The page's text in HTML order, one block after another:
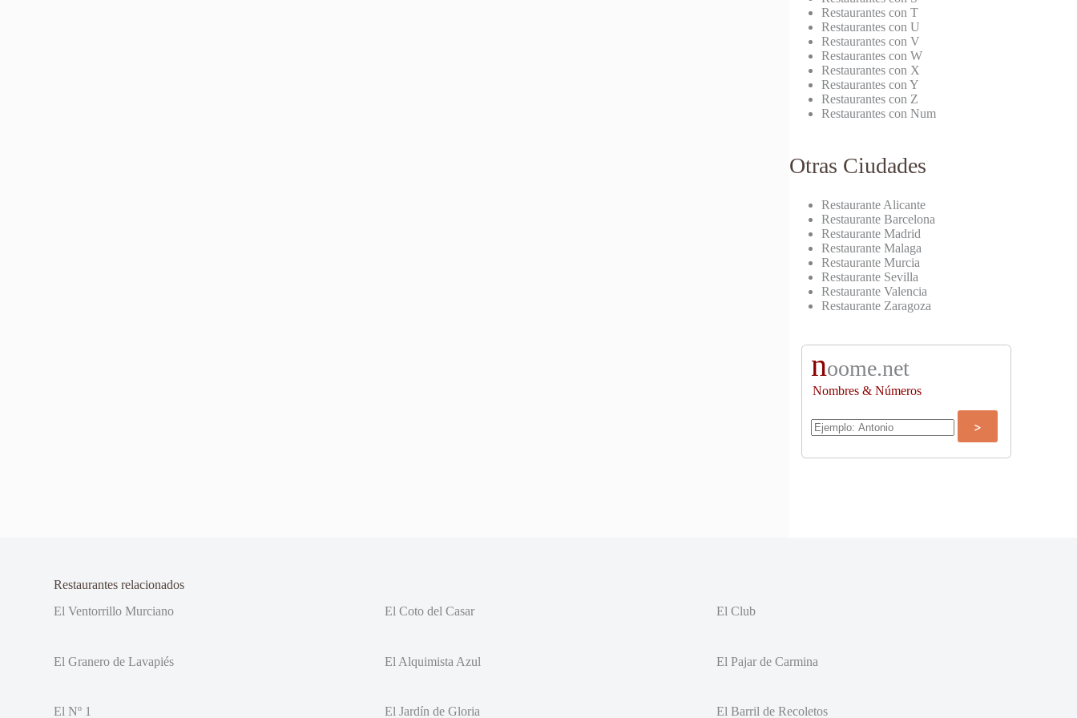
Restaurantes con T
Restaurantes con U
Restaurantes con V
Restaurantes con W
Restaurantes con X
Restaurantes con Y
Restaurantes con Z
Restaurantes con Num
Otras Ciudades
Restaurante Alicante
Restaurante Barcelona
Restaurante Madrid
Restaurante Malaga
Restaurante Murcia
Restaurante Sevilla
Restaurante Valencia
Restaurante Zaragoza
noome.net
Nombres & Números
Restaurantes relacionados
El Ventorrillo Murciano
El Coto del Casar El Club
El Granero de Lavapiés El Alquimista Azul El Pajar de Carmina
El Nº 1 El Jardín de Gloria El Barril de Recoletos